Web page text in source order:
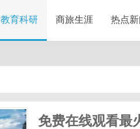
教育科研 商旅生涯 热点
免费在线观看最